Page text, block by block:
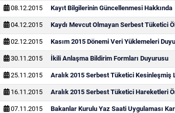
08.12.2015 Kayıt Bilgilerinin Güncellenmesi Hakkında
04.12.2015 Kaydı Mevcut Olmayan Serbest Tüketici
02.12.2015 Kasım 2015 Dönemi Veri Yüklemeleri
30.11.2015 İkili Anlaşma Bildirim Formları Duyurusu
25.11.2015 Aralık 2015 Serbest Tüketici Kesinleşmiş
16.11.2015 Aralık 2015 Serbest Tüketici Hareketleri
07.11.2015 Bakanlar Kurulu Yaz Saati Uygulaması